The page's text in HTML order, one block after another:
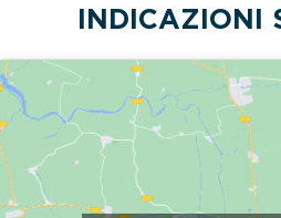
INDICAZIONI